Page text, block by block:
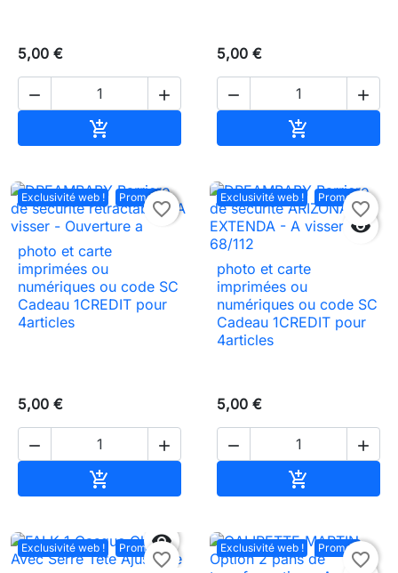
5,00 €
 

5,00 €
 

Exclusivité web ! Promo !

favorite_border
photo et carte
imprimées ou
numériques ou code SC
Cadeau 1CREDIT pour
4articles
5,00 €
 

Exclusivité web ! Promo !

favorite_border
photo et carte
imprimées ou
numériques ou code SC
Cadeau 1CREDIT pour
4articles
5,00 €
 

Exclusivité web ! Promo !
favorite_border
Exclusivité web ! Promo !
favorite_border